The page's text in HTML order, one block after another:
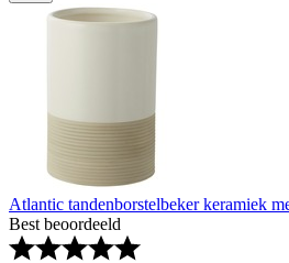
Atlantic tandenborstelbeker keramiek
Best beoordeeld